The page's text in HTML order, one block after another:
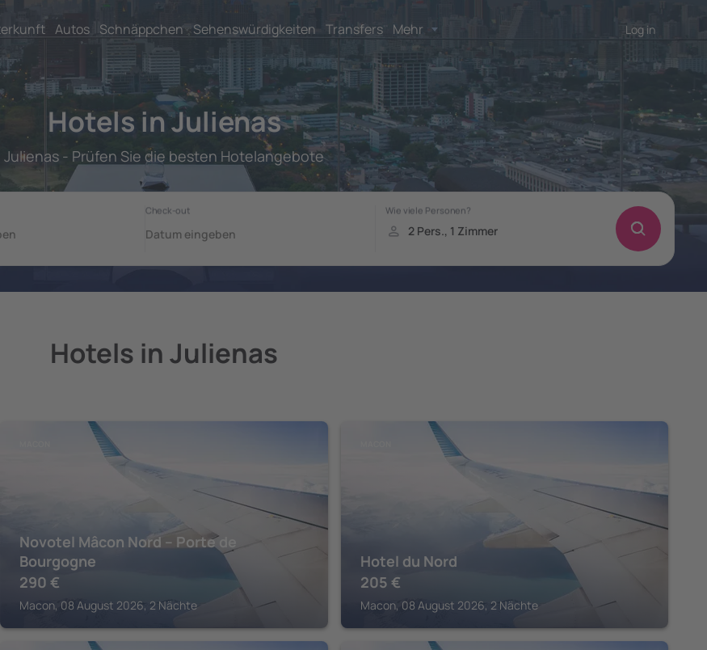
Autos Schnäppchen Sehenswürdigkeiten Transfers Mehr Log in
Hotels in Julienas
Julienas - Prüfen Sie die besten Hotelangebote
Hotels in Julienas
Novotel Mâcon Nord – Porte de
Bourgogne
290 €
Macon, 08 August 2026, 2 Nächte
Hotel du Nord
205 €
Macon, 08 August 2026, 2 Nächte